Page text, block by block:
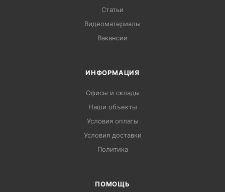
Статьи
Видеоматериалы
Вакансии
ИНФОРМАЦИЯ
Офисы и склады
Наши объекты
Условия оплаты
Условия доставки
Политика
ПОМОЩЬ